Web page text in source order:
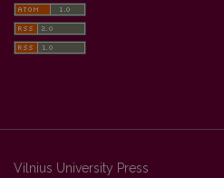
Vilnius University Press